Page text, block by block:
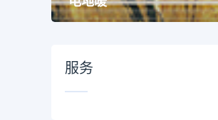
服务